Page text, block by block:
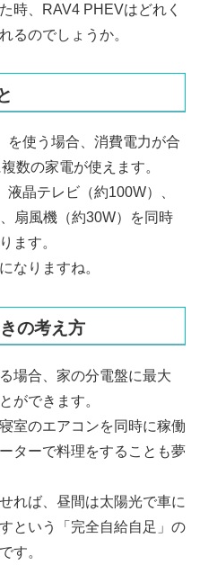
時、RAV4 PHEVはどれく
るのでしょうか。
を使う場合、消費電力が合
数の家電が使えます。
晶テレビ（約100W）、
扇風機（約30W）を同時
ます。
なりますね。
の考え方
場合、家の分電盤に最大
ができます。
室のエアコンを同時に稼働
ターで料理をすることも夢
れば、昼間は太陽光で車に
という「完全自給自足」の
す。